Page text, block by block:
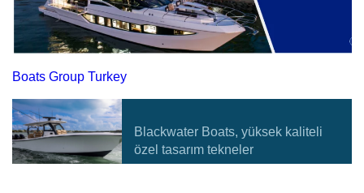
Boats Group Turkey
Blackwater Boats, yüksek kaliteli
özel tasarım tekneler